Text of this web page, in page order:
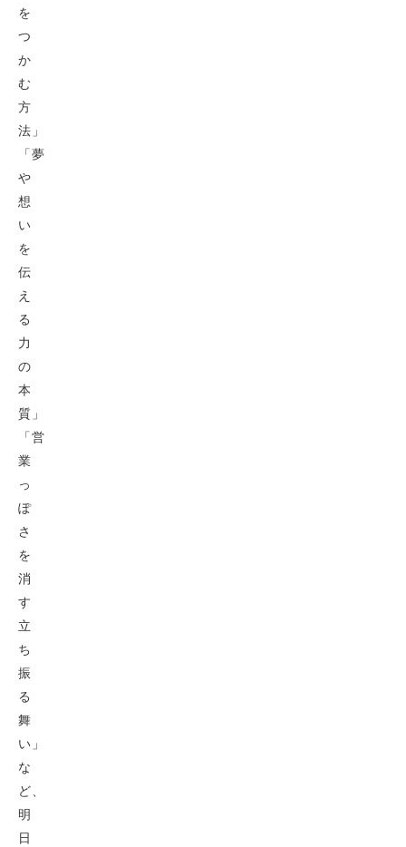
を
つ
か
む
方
法」
「夢
や
想
い
を
伝
え
る
力
の
本
質」
「営
業
っ
ぽ
さ
を
消
す
立
ち
振
る
舞
い」
な
ど、
明
日